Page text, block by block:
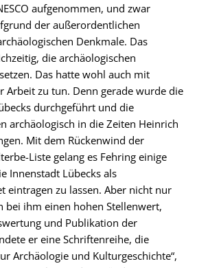
aufgenommen, und zwar
der außerordentlichen
Denkmale. Das
die archäologischen
Das hatte wohl auch mit
Arbeit zu tun. Denn gerade wurde die
durchgeführt und die
archäologisch in die Zeiten Heinrich
Mit dem Rückenwind der
Liste gelang es Fehring einige
Innenstadt Lübecks als
eintragen zu lassen. Aber nicht nur
bei ihm einen hohen Stellenwert,
und Publikation der
er eine Schriftenreihe, die
Archäologie und Kulturgeschichte“,